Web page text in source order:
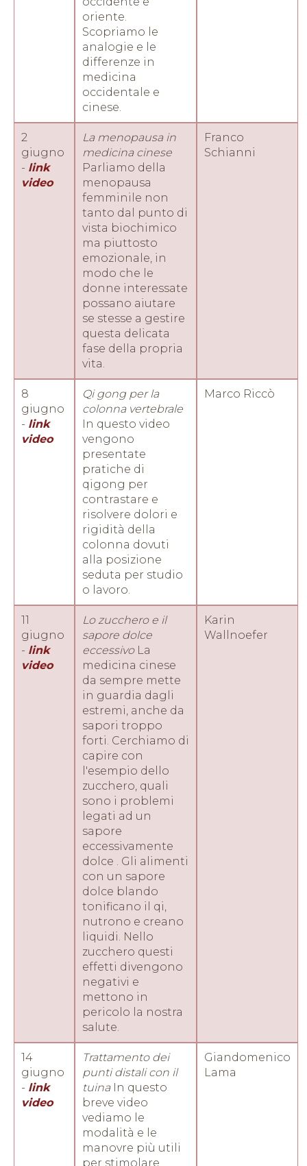
oriente.
Scopriamo le
analogie e le
differenze in
medicina
occidentale e
cinese.
2
giugno
- link
video
La menopausa in
medicina cinese
Parliamo della
menopausa
femminile non
tanto dal punto di
vista biochimico
ma piuttosto
emozionale, in
modo che le
donne interessate
possano aiutare
se stesse a gestire
questa delicata
fase della propria
vita.
Franco
Schianni
8
giugno
- link
video
Qi gong per la
colonna vertebrale
In questo video
vengono
presentate
pratiche di
qigong per
contrastare e
risolvere dolori e
rigidità della
colonna dovuti
alla posizione
seduta per studio
o lavoro.
Marco Riccò
11
giugno
- link
video
Lo zucchero e il
sapore dolce
eccessivoLa
medicina cinese
da sempre mette
in guardia dagli
estremi, anche da
sapori troppo
forti. Cerchiamo di
capire con
l'esempio dello
zucchero, quali
sono i problemi
legati ad un
sapore
eccessivamente
dolce . Gli alimenti
con un sapore
dolce blando
tonificano il qi,
nutrono e creano
liquidi. Nello
zucchero questi
effetti divengono
negativi e
mettono in
pericolo la nostra
salute.
Karin
Wallnoefer
14
giugno
- link
video
Trattamento dei
punti distali con il
tuinaIn questo
breve video
vediamo le
modalità e le
manovre più utili
per stimolare
Giandomenico
Lama